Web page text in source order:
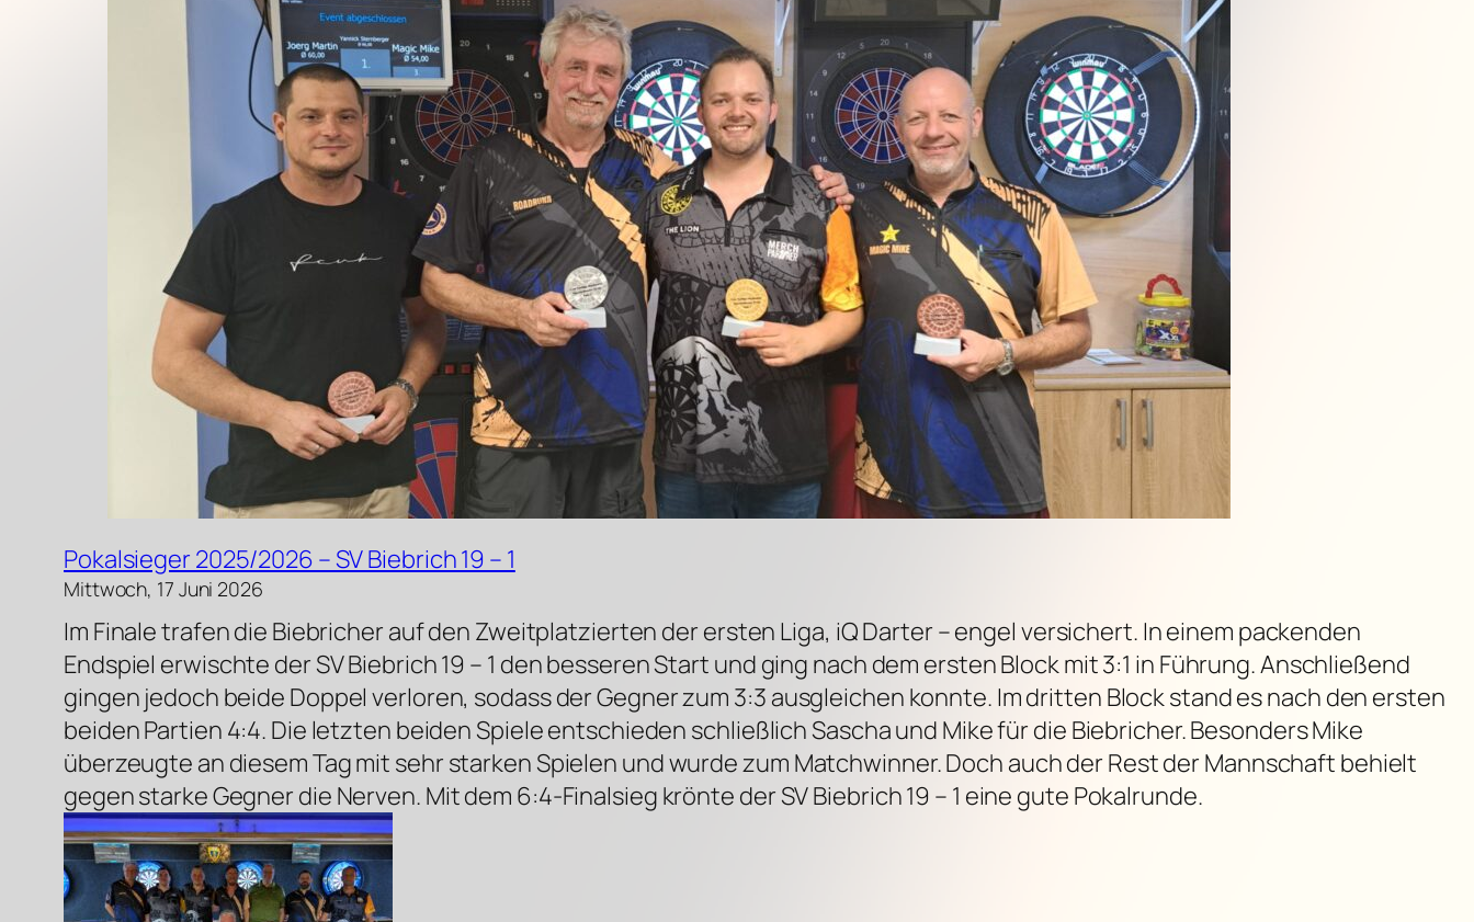
Pokalsieger 2025/2026 – SV Biebrich 19 – 1
Mittwoch, 17 Juni 2026
Im Finale trafen die Biebricher auf den Zweitplatzierten der ersten Liga, iQ Darter – engel versichert. In einem packenden
Endspiel erwischte der SV Biebrich 19 – 1 den besseren Start und ging nach dem ersten Block mit 3:1 in Führung. Anschließend
gingen jedoch beide Doppel verloren, sodass der Gegner zum 3:3 ausgleichen konnte. Im dritten Block stand es nach den ersten
beiden Partien 4:4. Die letzten beiden Spiele entschieden schließlich Sascha und Mike für die Biebricher. Besonders Mike
überzeugte an diesem Tag mit sehr starken Spielen und wurde zum Matchwinner. Doch auch der Rest der Mannschaft behielt
gegen starke Gegner die Nerven. Mit dem 6:4-Finalsieg krönte der SV Biebrich 19 – 1 eine gute Pokalrunde.